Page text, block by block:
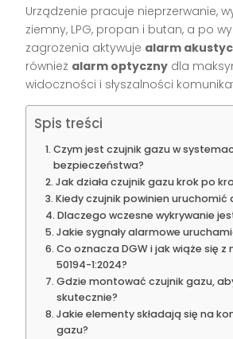
Urządzenie pracuje nieprzerwanie,
ziemny, LPG, propan i butan, a po
zagrożenia aktywuje alarm
również alarm optyczny dla
widoczności i słyszalności
Spis treści
Czym jest czujnik gazu w
bezpieczeństwa?
Jak działa czujnik gazu krok po
Kiedy czujnik powinien uruchomić
Dlaczego wczesne wykrywanie
Jakie sygnały alarmowe
Co oznacza DGW i jak wiąże się z
50194-1:2024?
Gdzie montować czujnik gazu,
skutecznie?
Jakie elementy składają się na
gazu?